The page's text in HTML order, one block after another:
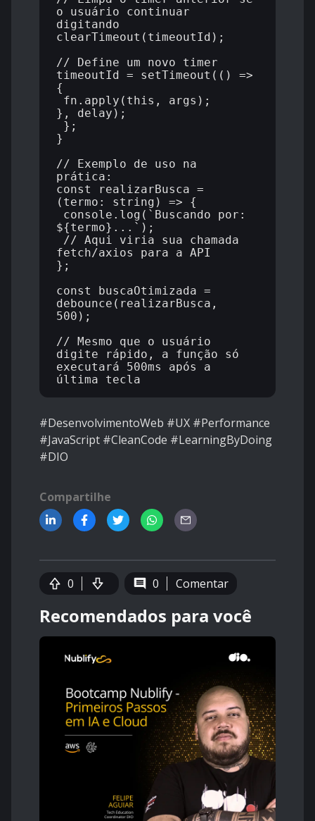
o usuário continuar
digitando
clearTimeout(timeoutId);
// Define um novo timer
timeoutId = setTimeout(() =>
{
fn.apply(this, args);
}, delay);
};
}
// Exemplo de uso na
prática:
const realizarBusca =
(termo: string) => {
console.log(`Buscando por:
${termo}...`);
// Aqui viria sua chamada
fetch/axios para a API
};
const buscaOtimizada =
debounce(realizarBusca,
500);
// Mesmo que o usuário
digite rápido, a função só
executará 500ms após a
#DesenvolvimentoWeb #UX #Performance
#JavaScript #CleanCode #LearningByDoing
#DIO
Compartilhe
0 0 Comentar
Recomendados para você